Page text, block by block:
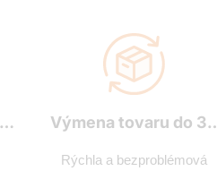
Výmena tovaru do
Rýchla a bezproblémová